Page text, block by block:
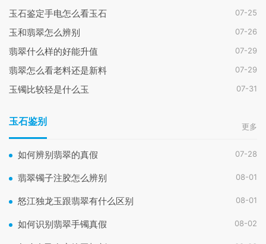
玉石鉴定手电怎么看玉石 07-25
玉和翡翠怎么辨别 07-26
翡翠什么样的好能升值 07-29
翡翠怎么看老料还是新料 07-29
玉镯比较轻是什么玉 07-31
玉石鉴别 更多
如何辨别翡翠的真假 07-28
翡翠镯子注胶怎么辨别 08-01
怒江独龙玉跟翡翠有什么区别 08-01
如何识别翡翠手镯真假 08-02